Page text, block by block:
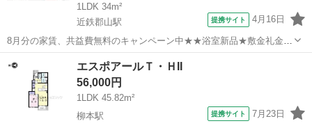
1LDK 34m²
近鉄郡山駅
提携サイト 4月16日
8月分の家賃、共益費無料のキャンペーン中★★浴室新品★敷金礼金0
円★お得なお家賃の1LDK★角部屋★
エスポアールＴ・ＨII
56,000円
1LDK 45.82m²
柳本駅
提携サイト 7月23日